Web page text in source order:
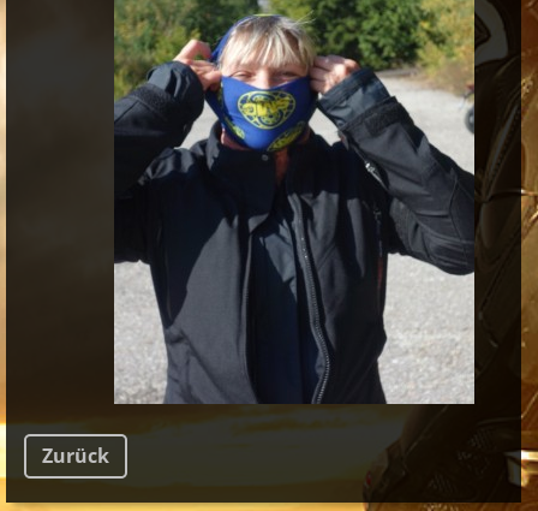
Zurück